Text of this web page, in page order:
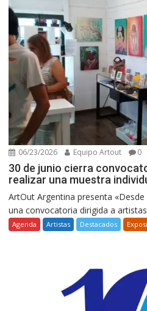
06/23/2026 Equipo Artout 0
30 de junio cierra
realizar una muestra
ArtOut Argentina presenta
una convocatoria dirigida a
Agenda Artistas Destacados